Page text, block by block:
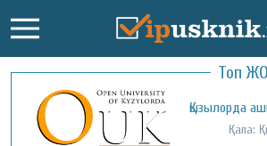
Топ
Қызылорда
Қала:
Қожа Ахмет Ясауи
қазақ-түрік
Қала: